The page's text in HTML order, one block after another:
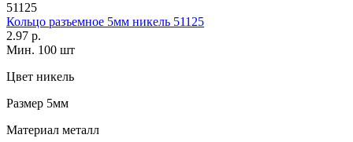
51125
Кольцо разъемное 5мм никель 51125
2.97 р.
Мин. 100 шт
Цвет никель
Размер 5мм
Материал металл